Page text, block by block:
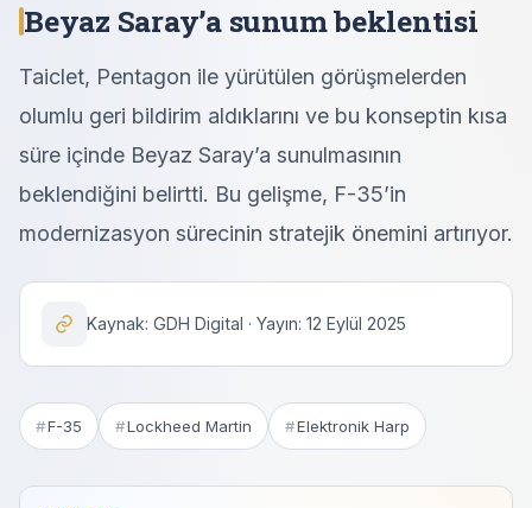
Beyaz Saray’a sunum beklentisi
Taiclet, Pentagon ile yürütülen görüşmelerden
olumlu geri bildirim aldıklarını ve bu konseptin kısa
süre içinde Beyaz Saray’a sunulmasının
beklendiğini belirtti. Bu gelişme, F-35’in
modernizasyon sürecinin stratejik önemini artırıyor.
Kaynak: GDH Digital · Yayın: 12 Eylül 2025
F-35 Lockheed Martin Elektronik Harp